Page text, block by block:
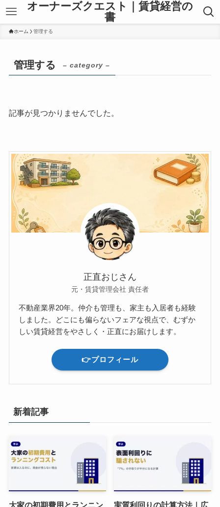
オーナーズクエスト｜賃貸経営の
書
ホーム 管理する
管理する – category –
記事が見つかりませんでした。
正直おじさん
元・賃貸管理会社 責任者
不動産業界20年。仲介も管理も、家主も入居者も経験
しました。どこにも偏らないフェアな視点で、むずか
しい賃貸経営をやさしく・正直にお届けします。
👉プロフィール
新着記事
大家の初期費用とランニン
実質利回りの計算方法｜広